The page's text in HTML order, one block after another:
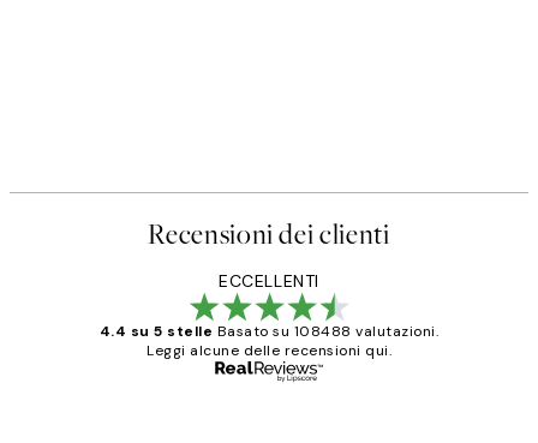
Recensioni dei clienti
ECCELLENTI
4.4 su 5 stelle Basato su 108488 valutazioni.
Leggi alcune delle recensioni qui.